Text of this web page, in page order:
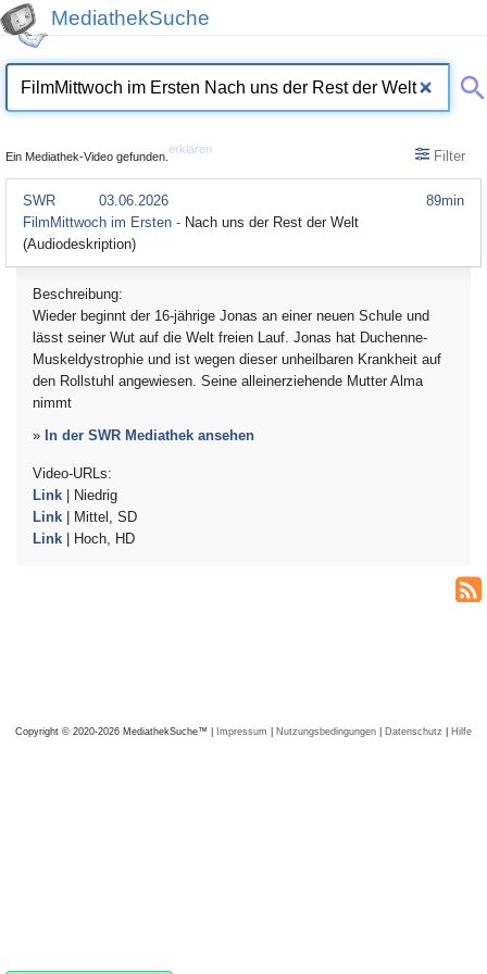
MediathekSuche
Ein Mediathek-Video gefunden.
erklären Filter
89min
SWR
03.06.2026
FilmMittwoch im Ersten - Nach uns der Rest der Welt
(Audiodeskription)
Beschreibung:
Wieder beginnt der 16-jährige Jonas an einer neuen Schule und
lässt seiner Wut auf die Welt freien Lauf. Jonas hat Duchenne-
Muskeldystrophie und ist wegen dieser unheilbaren Krankheit auf
den Rollstuhl angewiesen. Seine alleinerziehende Mutter Alma
nimmt
» In der SWR Mediathek ansehen
Video-URLs:
Link | Niedrig
Link | Mittel, SD
Link | Hoch, HD
Copyright © 2020-2026 MediathekSuche™ | Impressum | Nutzungsbedingungen | Datenschutz | Hilfe